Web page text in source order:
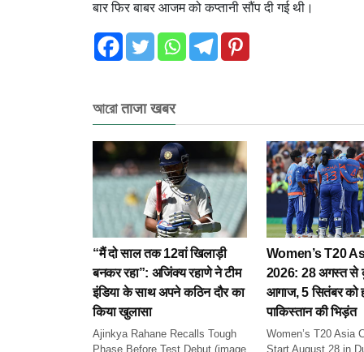
बार फिर बाबर आजम को कप्तानी सौंप दी गई थी।
আরো ताजा खबर
“मैं दो साल तक 12वां खिलाड़ी
बनकर रहा”: अजिंक्य रहाणे ने टीम
इंडिया के साथ अपने कठिन दौर का
किया खुलासा
Ajinkya Rahane Recalls Tough
Phase Before Test Debut (image
Women’s T20
2026: 28 अगस्त से
आगाज, 5 सितंबर को
पाकिस्तान की भिड़ंत
Women’s T20 Asia
Start August 28 in